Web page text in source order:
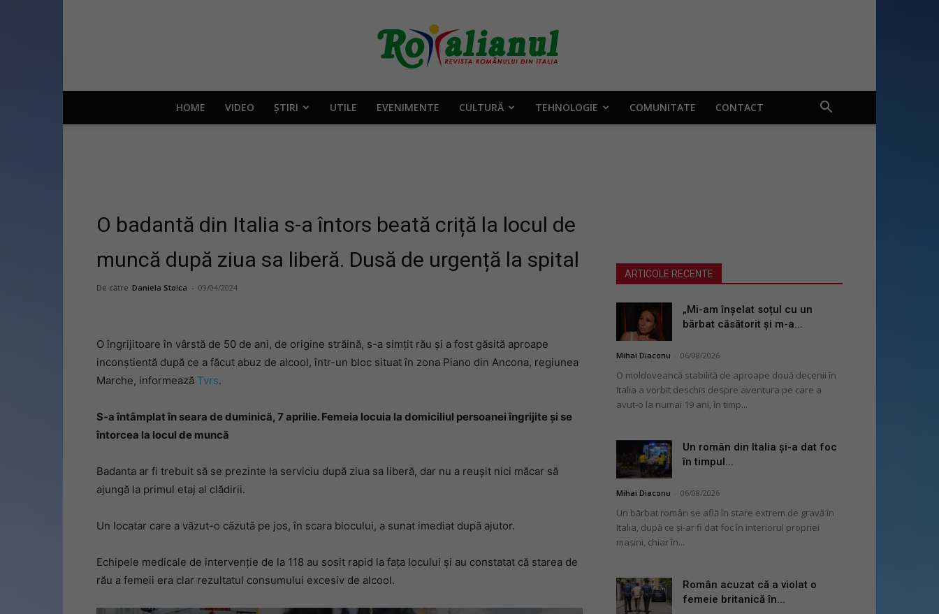
Rotalianul
HOME VIDEO ȘTIRI UTILE EVENIMENTE CULTURĂ TEHNOLOGIE COMUNITATE CONTACT
O badantă din Italia s-a întors beată criță la locul de
muncă după ziua sa liberă. Dusă de urgență la spital
De către Daniela Stoica - 09/04/2024
O îngrijitoare în vârstă de 50 de ani, de origine străină, s-a simțit rău și a fost găsită aproape
inconștientă după ce a făcut abuz de alcool, într-un bloc situat în zona Piano din Ancona, regiunea
Marche, informează Tvrs.
S-a întâmplat în seara de duminică, 7 aprilie. Femeia locuia la domiciliul persoanei îngrijite și se
întorcea la locul de muncă
Badanta ar fi trebuit să se prezinte la serviciu după ziua sa liberă, dar nu a reușit nici măcar să
ajungă la primul etaj al clădirii.
Un locatar care a văzut-o căzută pe jos, în scara blocului, a sunat imediat după ajutor.
Echipele medicale de intervenție de la 118 au sosit rapid la fața locului și au constatat că starea de
rău a femeii era clar rezultatul consumului excesiv de alcool.
ARTICOLE RECENTE
„Mi-am înșelat soțul cu un
bărbat căsătorit și m-a...
Mihai Diaconu 06/08/2026
O moldoveancă stabilită de aproape două decenii în
Italia a vorbit deschis despre aventura pe care a
avut-o la numai 19 ani, în timp...
Un român din Italia și-a dat foc
în timpul...
Mihai Diaconu 06/08/2026
Un bărbat român se află în stare extrem de gravă în
Italia, după ce și-ar fi dat foc în interiorul propriei
mașini, chiar în...
Român acuzat că a violat o
femeie britanică în...